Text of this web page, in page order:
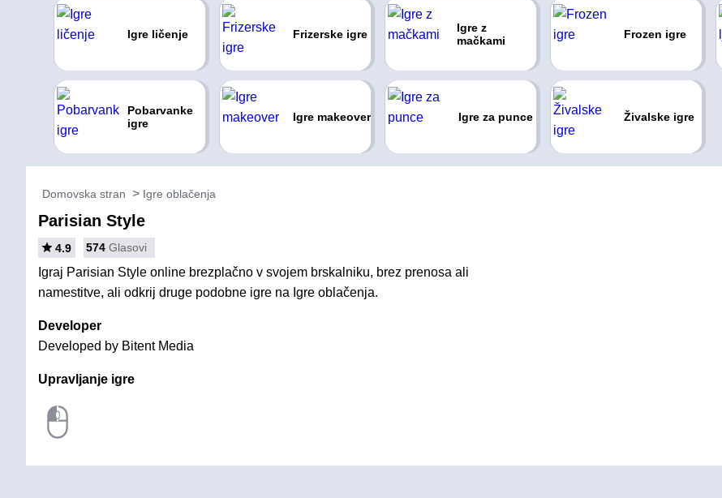
Igre ličenje Frizerske igre
Igre z
mačkami
Frozen igre
Pobarvanke
igre
Igre makeover Igre za punce Živalske igre
Domovska stran Igre oblačenja
Parisian Style
4.9 574 Glasovi
Igraj Parisian Style online brezplačno v svojem brskalniku, brez prenosa ali
namestitve, ali odkrij druge podobne igre na Igre oblačenja.
Developer
Developed by Bitent Media
Upravljanje igre